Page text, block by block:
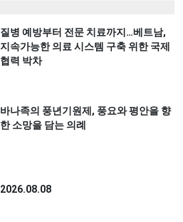
질병 예방부터 전문 치료까지…베트남,
지속가능한 의료 시스템 구축 위한 국제
협력 박차
바나족의 풍년기원제, 풍요와 평안을 향
한 소망을 담는 의례
2026.08.08